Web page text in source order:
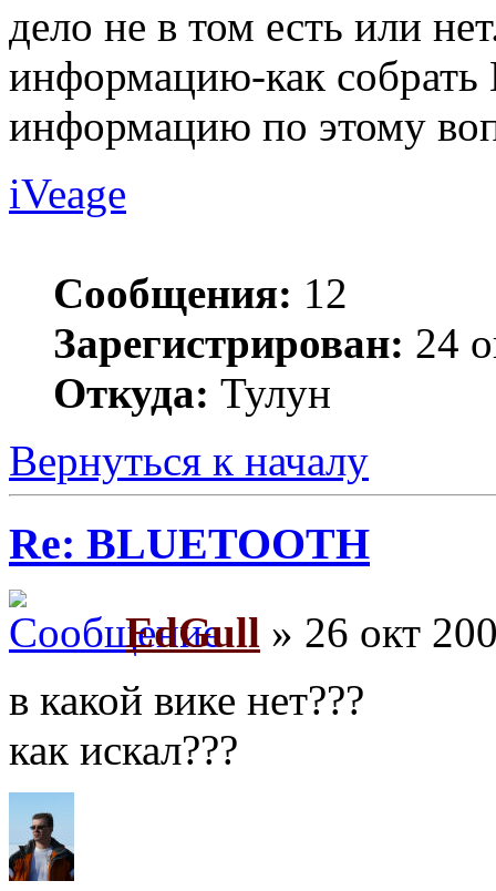
дело не в том есть или
информацию-как собрать
информацию по этому
iVeage
Сообщения: 12
Зарегистрирован: 24
Откуда: Тулун
Вернуться к началу
Re: BLUETOOTH
EdGull » 26 окт
в какой вике нет???
как искал???